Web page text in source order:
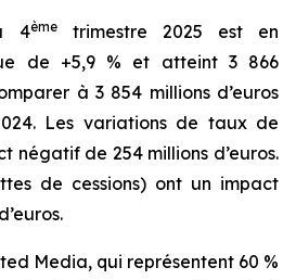
4èmetrimestre 2025 est en
de +5,9 % et atteint 3 866
à 3 854 millions d’euros
Les variations de taux de
négatif de 254 millions d’euros.
de cessions) ont un impact
Media, qui représentent 60 %